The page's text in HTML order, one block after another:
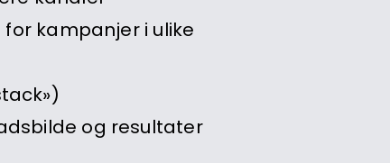
kampanjer i ulike
og resultater